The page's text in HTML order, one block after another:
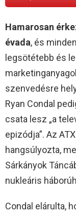
Hamarosan
évada, és
legsötétebb és
szenvedésre
Ryan Condal
csata lesz „a
epizódja”. Az
hangsúlyozta,
Sárkányok
nukleáris
Condal elárulta,